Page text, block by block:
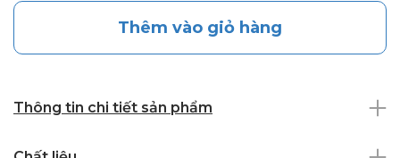
Thêm vào giỏ hàng
Thông tin chi tiết sản phẩm